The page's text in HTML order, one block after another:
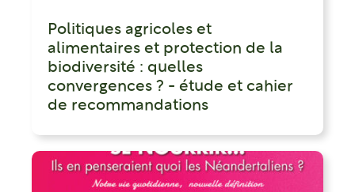
Politiques agricoles et
alimentaires et protection de la
biodiversité : quelles
convergences ? - étude et cahier
de recommandations